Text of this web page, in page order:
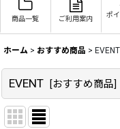
商品一覧 ご利用案内
ポ
ホーム > おすすめ商品 > EVENT
EVENT [おすすめ商品]